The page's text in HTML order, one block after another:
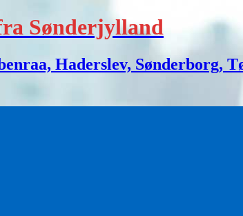
Sønderjylland
Haderslev, Sønderborg,